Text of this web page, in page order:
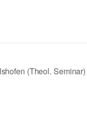
(Theol. Seminar)